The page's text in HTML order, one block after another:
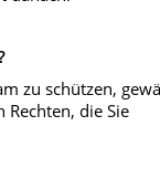
zu schützen,
Rechten, die Sie